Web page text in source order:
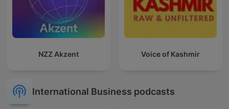
NZZ Akzent Voice of Kashmir
International Business podcasts